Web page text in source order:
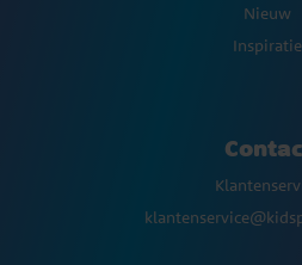
Nieuw
Inspiratie